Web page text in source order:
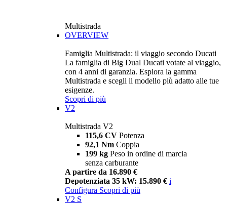
Multistrada
OVERVIEW
Famiglia Multistrada: il viaggio secondo Ducati
La famiglia di Big Dual Ducati votate al viaggio,
con 4 anni di garanzia. Esplora la gamma
Multistrada e scegli il modello più adatto alle tue
esigenze.
Scopri di più
V2
Multistrada V2
115,6 CV Potenza
92,1 Nm Coppia
199 kg Peso in ordine di marcia
senza carburante
A partire da 16.890 €
Depotenziata 35 kW: 15.890 € i
Configura Scopri di più
V2 S